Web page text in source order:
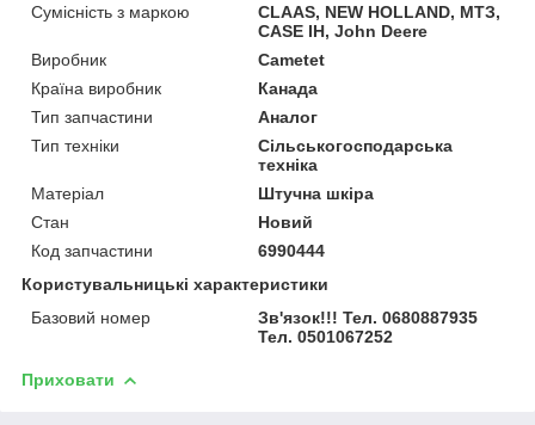
Сумісність з маркою
CLAAS, NEW HOLLAND, МТЗ,
CASE IH, John Deere
Виробник
Cametet
Країна виробник
Канада
Тип запчастини
Аналог
Тип техніки
Сільськогосподарська
техніка
Матеріал
Штучна шкіра
Стан
Новий
Код запчастини
6990444
Користувальницькі характеристики
Базовий номер
Зв'язок!!! Тел. 0680887935
Тел. 0501067252
Приховати